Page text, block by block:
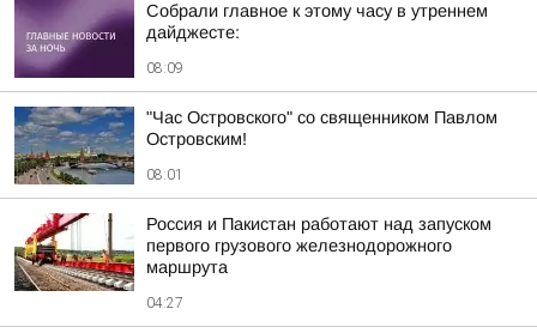
Собрали главное к этому часу в утреннем
дайджесте:
08:09
"Час Островского" со священником Павлом
Островским!
08:01
Россия и Пакистан работают над запуском
первого грузового железнодорожного
маршрута
04:27